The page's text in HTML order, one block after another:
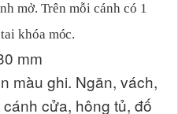
mở. Trên mỗi cánh có 1
khóa móc.
mm
màu ghi. Ngăn, vách,
cửa, hông tủ, đố